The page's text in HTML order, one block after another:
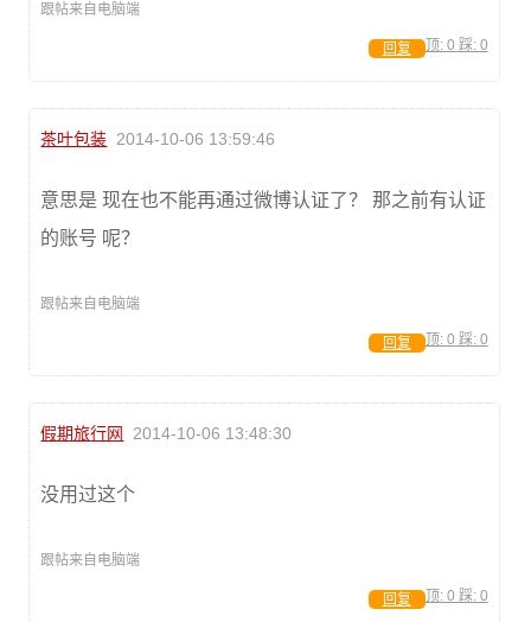
跟帖来自电脑端
顶: 0 踩: 0
回复
茶叶包装 2014-10-06 13:59:46
意思是 现在也不能再通过微博认证了？ 那之前有认证
的账号 呢？
跟帖来自电脑端
顶: 0 踩: 0
回复
假期旅行网 2014-10-06 13:48:30
没用过这个
跟帖来自电脑端
顶: 0 踩: 0
回复